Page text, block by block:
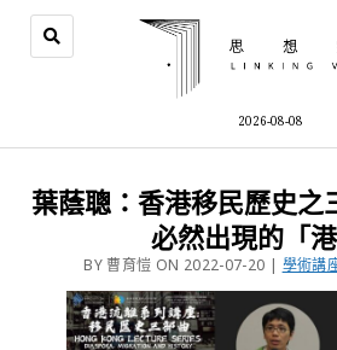
2026-08-08
葉蔭聰：香港移民歷史
必然出現的「港
BY 曹育愷 ON 2022-07-20 | 學術講